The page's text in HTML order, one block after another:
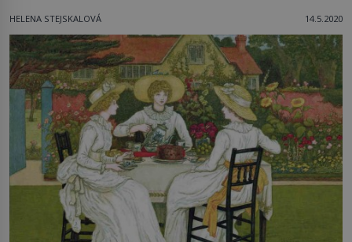
HELENA STEJSKALOVÁ 14.5.2020